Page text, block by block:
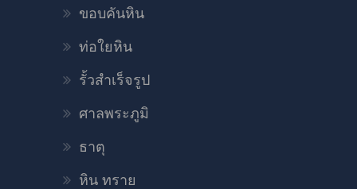
ขอบคันหิน
ท่อใยหิน
รั้วสำเร็จรูป
ศาลพระภูมิ
ธาตุ
หิน ทราย